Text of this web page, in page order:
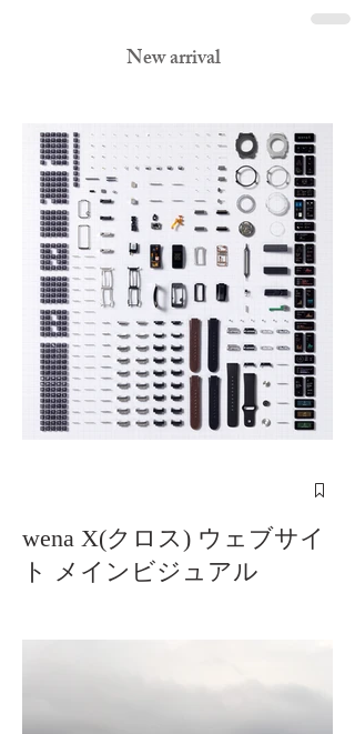
New arrival
wena X(クロス) ウェブサイ
ト メインビジュアル